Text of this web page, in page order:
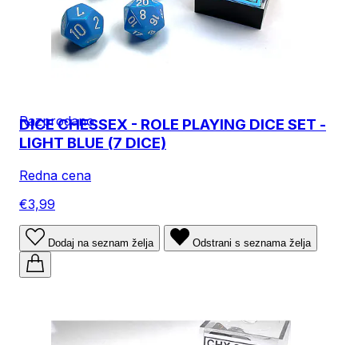
Razprodano
DICE CHESSEX - ROLE PLAYING DICE SET -
LIGHT BLUE (7 DICE)
Redna cena
€3,99
Dodaj na seznam želja Odstrani s seznama želja